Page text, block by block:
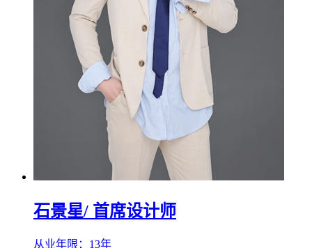
石景星/ 首席设计师
从业年限：13年